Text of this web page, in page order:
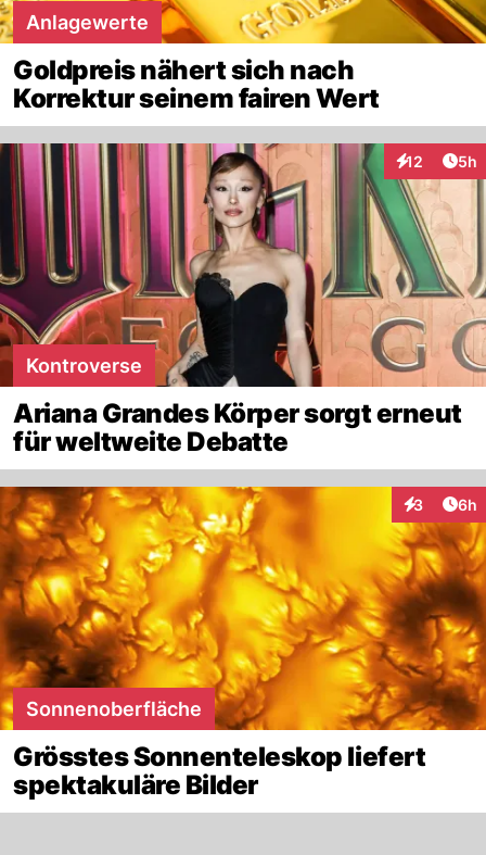
Anlagewerte
Goldpreis nähert sich nach
Korrektur seinem fairen Wert
12
Interaktionen
5h
Kontroverse
Ariana Grandes Körper sorgt erneut
für weltweite Debatte
3 6h
Sonnenoberfläche
Grösstes Sonnenteleskop liefert
spektakuläre Bilder